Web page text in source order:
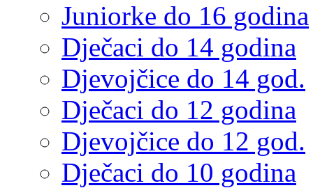
Juniorke do 16 godina
Dječaci do 14 godina
Djevojčice do 14 god.
Dječaci do 12 godina
Djevojčice do 12 god.
Dječaci do 10 godina